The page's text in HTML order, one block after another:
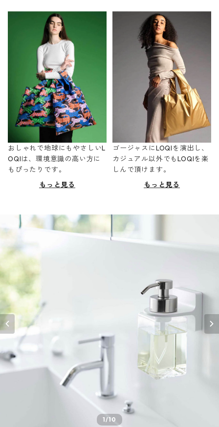
おしゃれで地球にもやさしいL
OQIは、環境意識の高い方に
もぴったりです。
もっと見る
ゴージャスにLOQIを演出し、
カジュアル以外でもLOQIを楽
しんで頂けます。
もっと見る
1/10